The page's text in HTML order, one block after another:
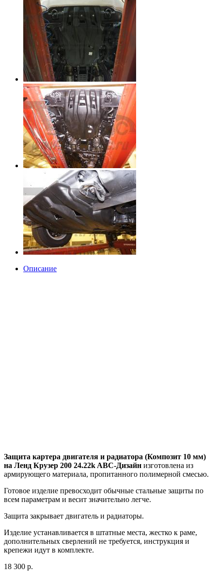
Описание
Защита картера двигателя и радиатора (Композит 10 мм)
на Ленд Крузер 200 24.22k ABC-Дизайн изготовлена из
армирующего материала, пропитанного полимерной смесью.
Готовое изделие превосходит обычные стальные защиты по
всем параметрам и весит значительно легче.
Защита закрывает двигатель и радиаторы.
Изделие устанавливается в штатные места, жестко к раме,
дополнительных сверлений не требуется, инструкция и
крепежи идут в комплекте.
18 300 р.